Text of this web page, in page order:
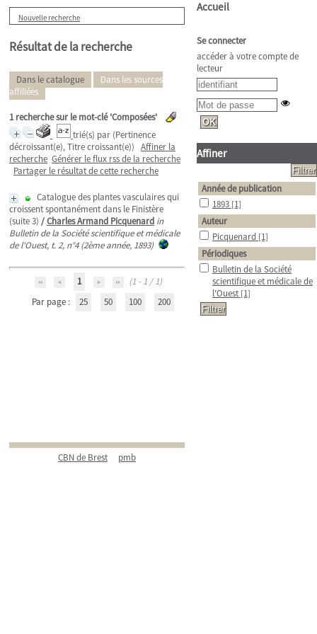
Nouvelle recherche
Résultat de la recherche
Dans le catalogue
Dans les sources
affiliées
1recherche sur le mot-clé'Composées'
trié(s) par (Pertinence
décroissant(e), Titre croissant(e)) Affiner la
recherche Générer le flux rss de la recherche
Partager le résultat de cette recherche
Catalogue des plantes vasculaires qui
croissent spontanément dans le Finistère
(suite 3) /Charles Armand Picquenard in
Bulletin de la Société scientifique et médicale
de l'Ouest, t. 2, n°4 (2ème année, 1893)
1
(1 - 1 / 1)
Par page :
25 50 100 200
CBN de Brest pmb
Accueil
Se connecter
accéder à votre compte de
lecteur
Affiner
Année de publication
1893 [1]
Auteur
Picquenard [1]
Périodiques
Bulletin de la Société
scientifique et médicale de
l'Ouest [1]